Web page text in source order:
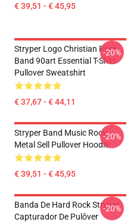
€ 39,51 - € 45,95
Stryper Logo Christian Rock
Band 90art Essential T-Shirt
Pullover Sweatshirt
€ 37,67 - € 44,11
-20%
Stryper Band Music Rock
Metal Sell Pullover Hoodie
€ 39,51 - € 45,95
-20%
Banda De Hard Rock Stryper
Capturador De Pulôver
-20%